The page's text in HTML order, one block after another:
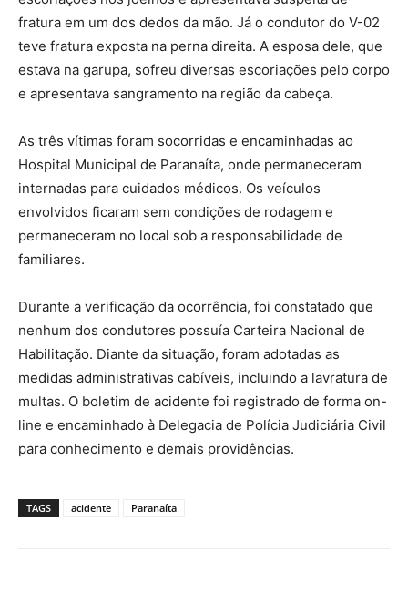
fratura em um dos dedos da mão. Já o condutor do V-02
teve fratura exposta na perna direita. A esposa dele, que
estava na garupa, sofreu diversas escoriações pelo corpo
e apresentava sangramento na região da cabeça.
As três vítimas foram socorridas e encaminhadas ao
Hospital Municipal de Paranaíta, onde permaneceram
internadas para cuidados médicos. Os veículos
envolvidos ficaram sem condições de rodagem e
permaneceram no local sob a responsabilidade de
familiares.
Durante a verificação da ocorrência, foi constatado que
nenhum dos condutores possuía Carteira Nacional de
Habilitação. Diante da situação, foram adotadas as
medidas administrativas cabíveis, incluindo a lavratura de
multas. O boletim de acidente foi registrado de forma on-
line e encaminhado à Delegacia de Polícia Judiciária Civil
para conhecimento e demais providências.
TAGS acidente Paranaíta